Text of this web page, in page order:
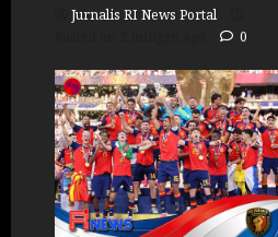
Jurnalis RI News Portal
0